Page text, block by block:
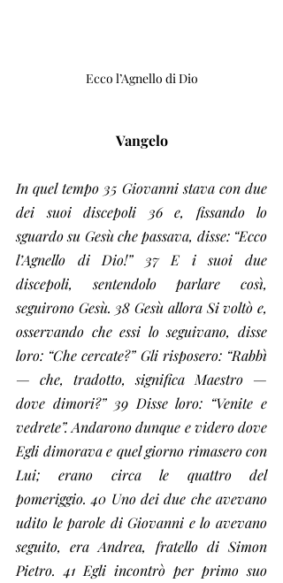
Ecco l’Agnello di Dio
Vangelo
In quel tempo 35 Giovanni stava con due
dei suoi discepoli 36 e, fissando lo
sguardo su Gesù che passava, disse: “Ecco
l’Agnello di Dio!” 37 E i suoi due
discepoli, sentendolo parlare così,
seguirono Gesù. 38 Gesù allora Si voltò e,
osservando che essi lo seguivano, disse
loro: “Che cercate?” Gli risposero: “Rabbì
— che, tradotto, significa Maestro —
dove dimori?” 39 Disse loro: “Venite e
vedrete”. Andarono dunque e videro dove
Egli dimorava e quel giorno rimasero con
Lui; erano circa le quattro del
pomeriggio. 40 Uno dei due che avevano
udito le parole di Giovanni e lo avevano
seguito, era Andrea, fratello di Simon
Pietro. 41 Egli incontrò per primo suo